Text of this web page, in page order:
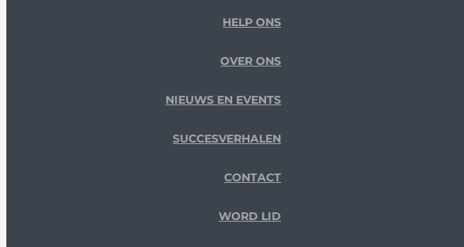
HELP ONS
OVER ONS
NIEUWS EN EVENTS
SUCCESVERHALEN
CONTACT
WORD LID